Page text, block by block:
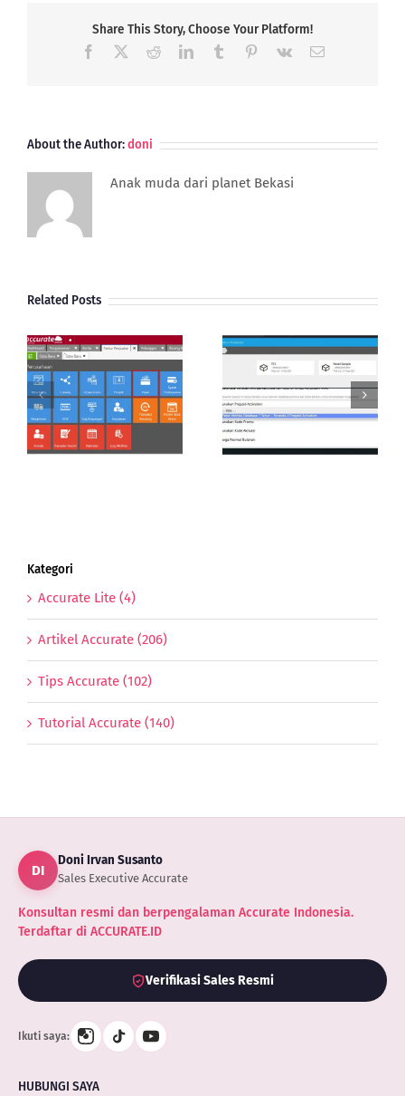
Yang
Share This Story, Choose Your Platform!
Facebook RedditLinkedInTumblr Pinterest
Vk Email
About the Author:doni
Anak muda dari planet Bekasi
Related Posts
Aktivasi Database
Accurate Online |
Reedem Kode
Prepaid
Cara Cek Status
Database Accurate
Kategori
Accurate Lite (4)
Artikel Accurate (206)
Tips Accurate (102)
Tutorial Accurate (140)
DI
Doni Irvan Susanto
Sales Executive Accurate
Konsultan resmi dan berpengalaman Accurate Indonesia.
Terdaftar di ACCURATE.ID
Verifikasi Sales Resmi
Ikuti saya:
HUBUNGI SAYA